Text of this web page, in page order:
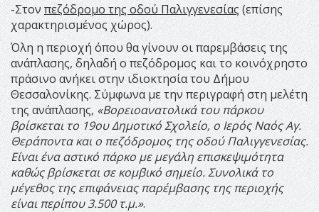
-Στονπεζόδρομο της οδού Παλιγγενεσίας (επίσης
χαρακτηρισμένος χώρος).
Όλη η περιοχή όπου θα γίνουν οι παρεμβάσεις της
ανάπλασης, δηλαδή ο πεζόδρομος και το κοινόχρηστο
πράσινο ανήκει στην ιδιοκτησία του Δήμου
Θεσσαλονίκης. Σύμφωνα με την περιγραφή στη μελέτη
της ανάπλασης, «Βορειοανατολικά του πάρκου
βρίσκεται το 19ου Δημοτικό Σχολείο, ο Ιερός Ναός Αγ.
Θεράποντα και ο πεζόδρομος της οδού Παλιγγενεσίας.
Είναι ένα αστικό πάρκο με μεγάλη επισκεψιμότητα
καθώς βρίσκεται σε κομβικό σημείο. Συνολικά το
μέγεθος της επιφάνειας παρέμβασης της περιοχής
είναι περίπου 3.500 τ.μ.».